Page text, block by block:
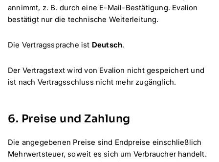
annimmt, z. B. durch eine E-Mail-Bestätigung. Evalion
bestätigt nur die technische Weiterleitung.
Die Vertragssprache ist Deutsch.
Der Vertragstext wird von Evalion nicht gespeichert und
ist nach Vertragsschluss nicht mehr zugänglich.
6. Preise und Zahlung
Die angegebenen Preise sind Endpreise einschließlich
Mehrwertsteuer, soweit es sich um Verbraucher handelt.